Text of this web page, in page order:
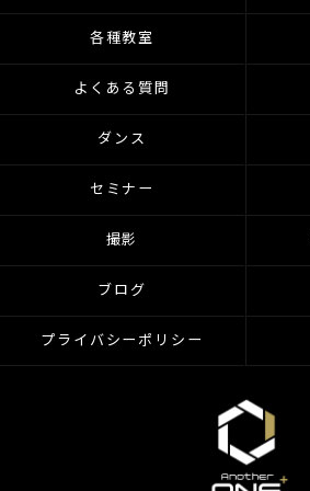
各種教室
よくある質問
ダンス
セミナー
撮影
ブログ
プライバシーポリシー